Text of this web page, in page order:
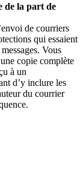
de la part de
de courriers
qui essaient
Vous
copie complète
à un
d’y inclure les
du courrier